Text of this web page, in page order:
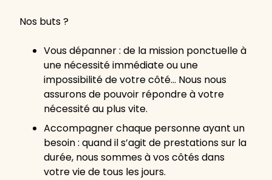
Nos buts ?
Vous dépanner : de la mission ponctuelle à
une nécessité immédiate ou une
impossibilité de votre côté… Nous nous
assurons de pouvoir répondre à votre
nécessité au plus vite.
Accompagner chaque personne ayant un
besoin : quand il s’agit de prestations sur la
durée, nous sommes à vos côtés dans
votre vie de tous les jours.